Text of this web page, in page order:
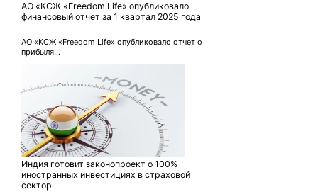
АО «КСЖ «Freedom Life» опубликовало
финансовый отчет за 1 квартал 2025 года
АО «КСЖ «Freedom Life» опубликовало отчет о
прибыля...
Индия готовит законопроект о 100%
иностранных инвестициях в страховой
сектор